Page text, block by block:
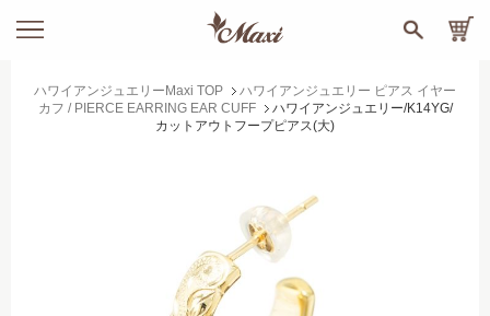
ハワイアンジュエリーMaxi TOP
ハワイアンジュエリー ピアス イヤー
カフ / PIERCE EARRING EAR CUFF
ハワイアンジュエリー/K14YG/
カットアウトフープピアス(大)